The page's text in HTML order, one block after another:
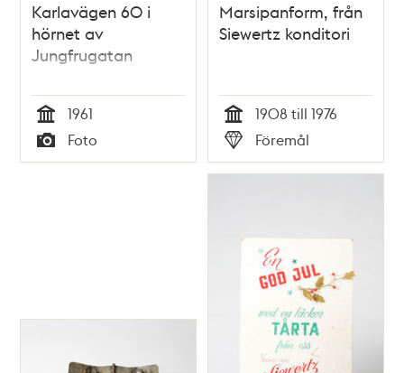
Karlavägen 60 i
hörnet av
Jungfrugatan
Tid
1961
Typ
Foto
Marsipanform, från
Siewertz konditori
Tid
1908 till 1976
Typ
Föremål